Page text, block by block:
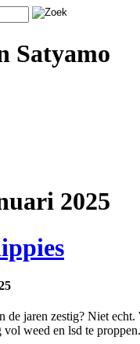
Satyamo
2025
de jaren zestig? Niet
vol weed en lsd te